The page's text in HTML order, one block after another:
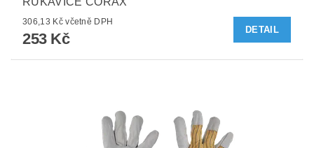
306,13 Kč včetně DPH
253 Kč
DETAIL